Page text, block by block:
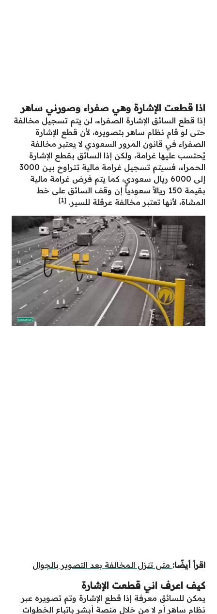
اذا قطعت الإشارة وهي صفراء وصورني ساهر
إذا قطع السائق الإشارة الصفراء، لن يتم تسجيل مخالفة
حتى لو قام نظام ساهر بتصويره، لأن قطع الإشارة
الصفراء في قانون المرور السعودي لا يعتبر مخالفة
يُحتسب عليها غرامة، ولكن إذا السائق بقطع الإشارة
الحمراء، فسيتم تسجيل غرامة مالية تتراوح بين 3000
إلى 6000 ريال سعودي، كما يتم فرض غرامة مالية
بقيمة 150 ريالاً سعودياً إن وقف السائق على خط
المشاة، لأنها تعتبر مخالفة عرقلة للسير. [1]
اقرأ أيضًا: متى تنزل المخالفة بعد التصوير بالجوال
كيف اعرف اني قطعت الإشارة
يمكن للسائق معرفة إذا قطع الإشارة وتم تصويره عبر
نظام ساهر أم لا من خلال منصة أبشر باتباع الخطوات